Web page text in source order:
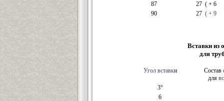
87
27 ( + 6
90
27 ( + 9
Вставки из
для
Угол вставки Состав
для
3°
6